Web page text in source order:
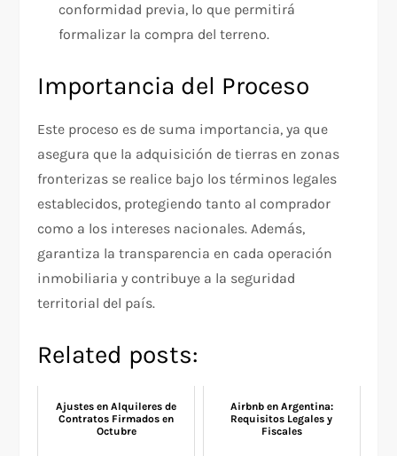
conformidad previa, lo que permitirá
formalizar la compra del terreno.
Importancia del Proceso
Este proceso es de suma importancia, ya que
asegura que la adquisición de tierras en zonas
fronterizas se realice bajo los términos legales
establecidos, protegiendo tanto al comprador
como a los intereses nacionales. Además,
garantiza la transparencia en cada operación
inmobiliaria y contribuye a la seguridad
territorial del país.
Related posts:
Ajustes en Alquileres de
Contratos Firmados en
Octubre
Airbnb en Argentina:
Requisitos Legales y
Fiscales